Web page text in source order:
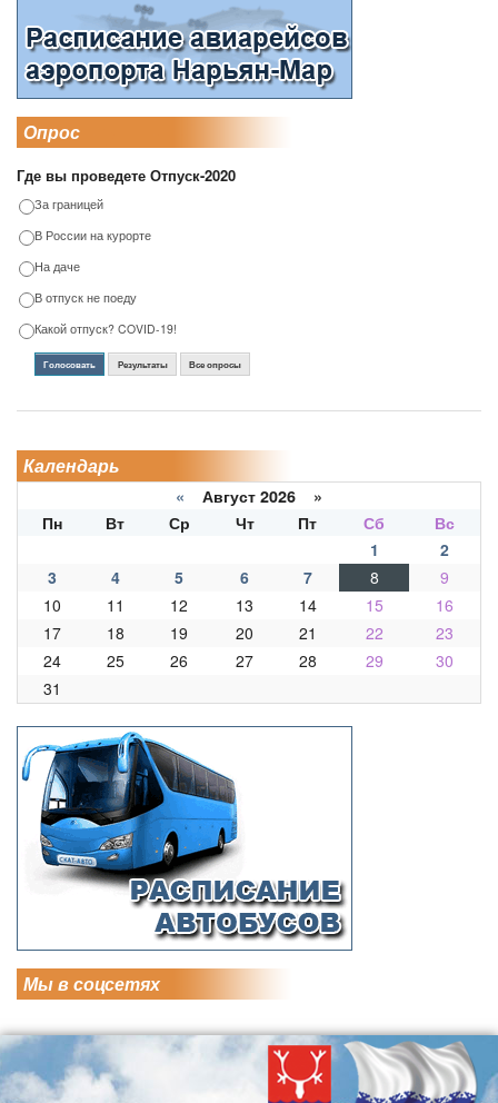
Опрос
Где вы проведете Отпуск-2020
За границей
В России на курорте
На даче
В отпуск не поеду
Какой отпуск? COVID-19!
Голосовать Результаты Все опросы
Календарь
« Август 2026 »
Пн
Вт Ср Чт Пт Сб
Вс
1
2
3
4 5 6 7 8
9
10
11 12 13 14 15
16
17
18 19 20 21 22
23
24
25 26 27 28 29
30
31
Мы в соцсетях